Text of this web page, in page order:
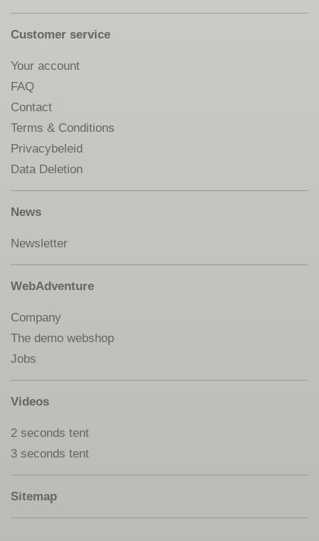
Customer service
Your account
FAQ
Contact
Terms & Conditions
Privacybeleid
Data Deletion
News
Newsletter
WebAdventure
Company
The demo webshop
Jobs
Videos
2 seconds tent
3 seconds tent
Sitemap